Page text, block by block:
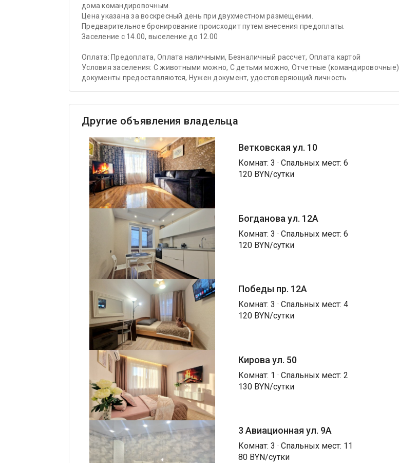
дома командировочным.
Цена указана за воскресный день при двухместном размещении.
Предварительное бронирование происходит путем внесения предоплаты.
Заселение с 14.00, выселение до 12.00
Оплата: Предоплата, Оплата наличными, Безналичный рассчет, Оплата картой
Условия заселения: С животными можно, С детьми можно, Отчетные (командировочные)
документы предоставляются, Нужен документ, удостоверяющий личность
Другие объявления владельца
Ветковская ул. 10
Комнат: 3 · Спальных мест: 6
120 BYN/сутки
Богданова ул. 12А
Комнат: 3 · Спальных мест: 6
120 BYN/сутки
Победы пр. 12А
Комнат: 3 · Спальных мест: 4
120 BYN/сутки
Кирова ул. 50
Комнат: 1 · Спальных мест: 2
130 BYN/сутки
3 Авиационная ул. 9А
Комнат: 3 · Спальных мест: 11
80 BYN/сутки